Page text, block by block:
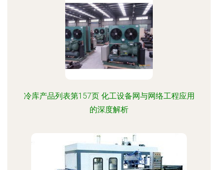
冷库产品列表第157页 化工设备网与网络工程应用
的深度解析